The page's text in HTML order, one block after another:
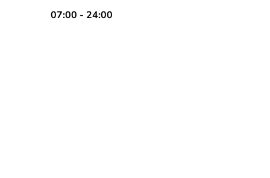
07:00 - 24:00